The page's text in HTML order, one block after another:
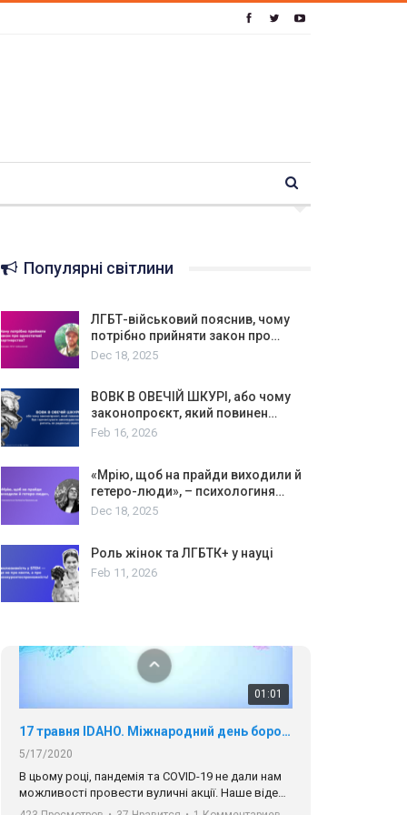
Популярні світлини
ЛГБТ-військовий пояснив, чому
потрібно прийняти закон про…
Dec 18, 2025
ВОВК В ОВЕЧІЙ ШКУРІ, або чому
законопроєкт, який повинен…
Feb 16, 2026
«Мрію, щоб на прайди виходили й
гетеро-люди», – психологиня…
Dec 18, 2025
Роль жінок та ЛГБТК+ у науці
Feb 11, 2026
01:01
5/17/2020
В цьому році, пандемія та COVІD-19 не дали нам
можливості провести вуличні акції. Наше відео-
звернення про те, що навіть коли ми у різних
солідарності, приєднатися до нас. Регіональні
підрозділи ГАУ є в 16 областях України.
Разом наш голос лунає гучніше!
00:58